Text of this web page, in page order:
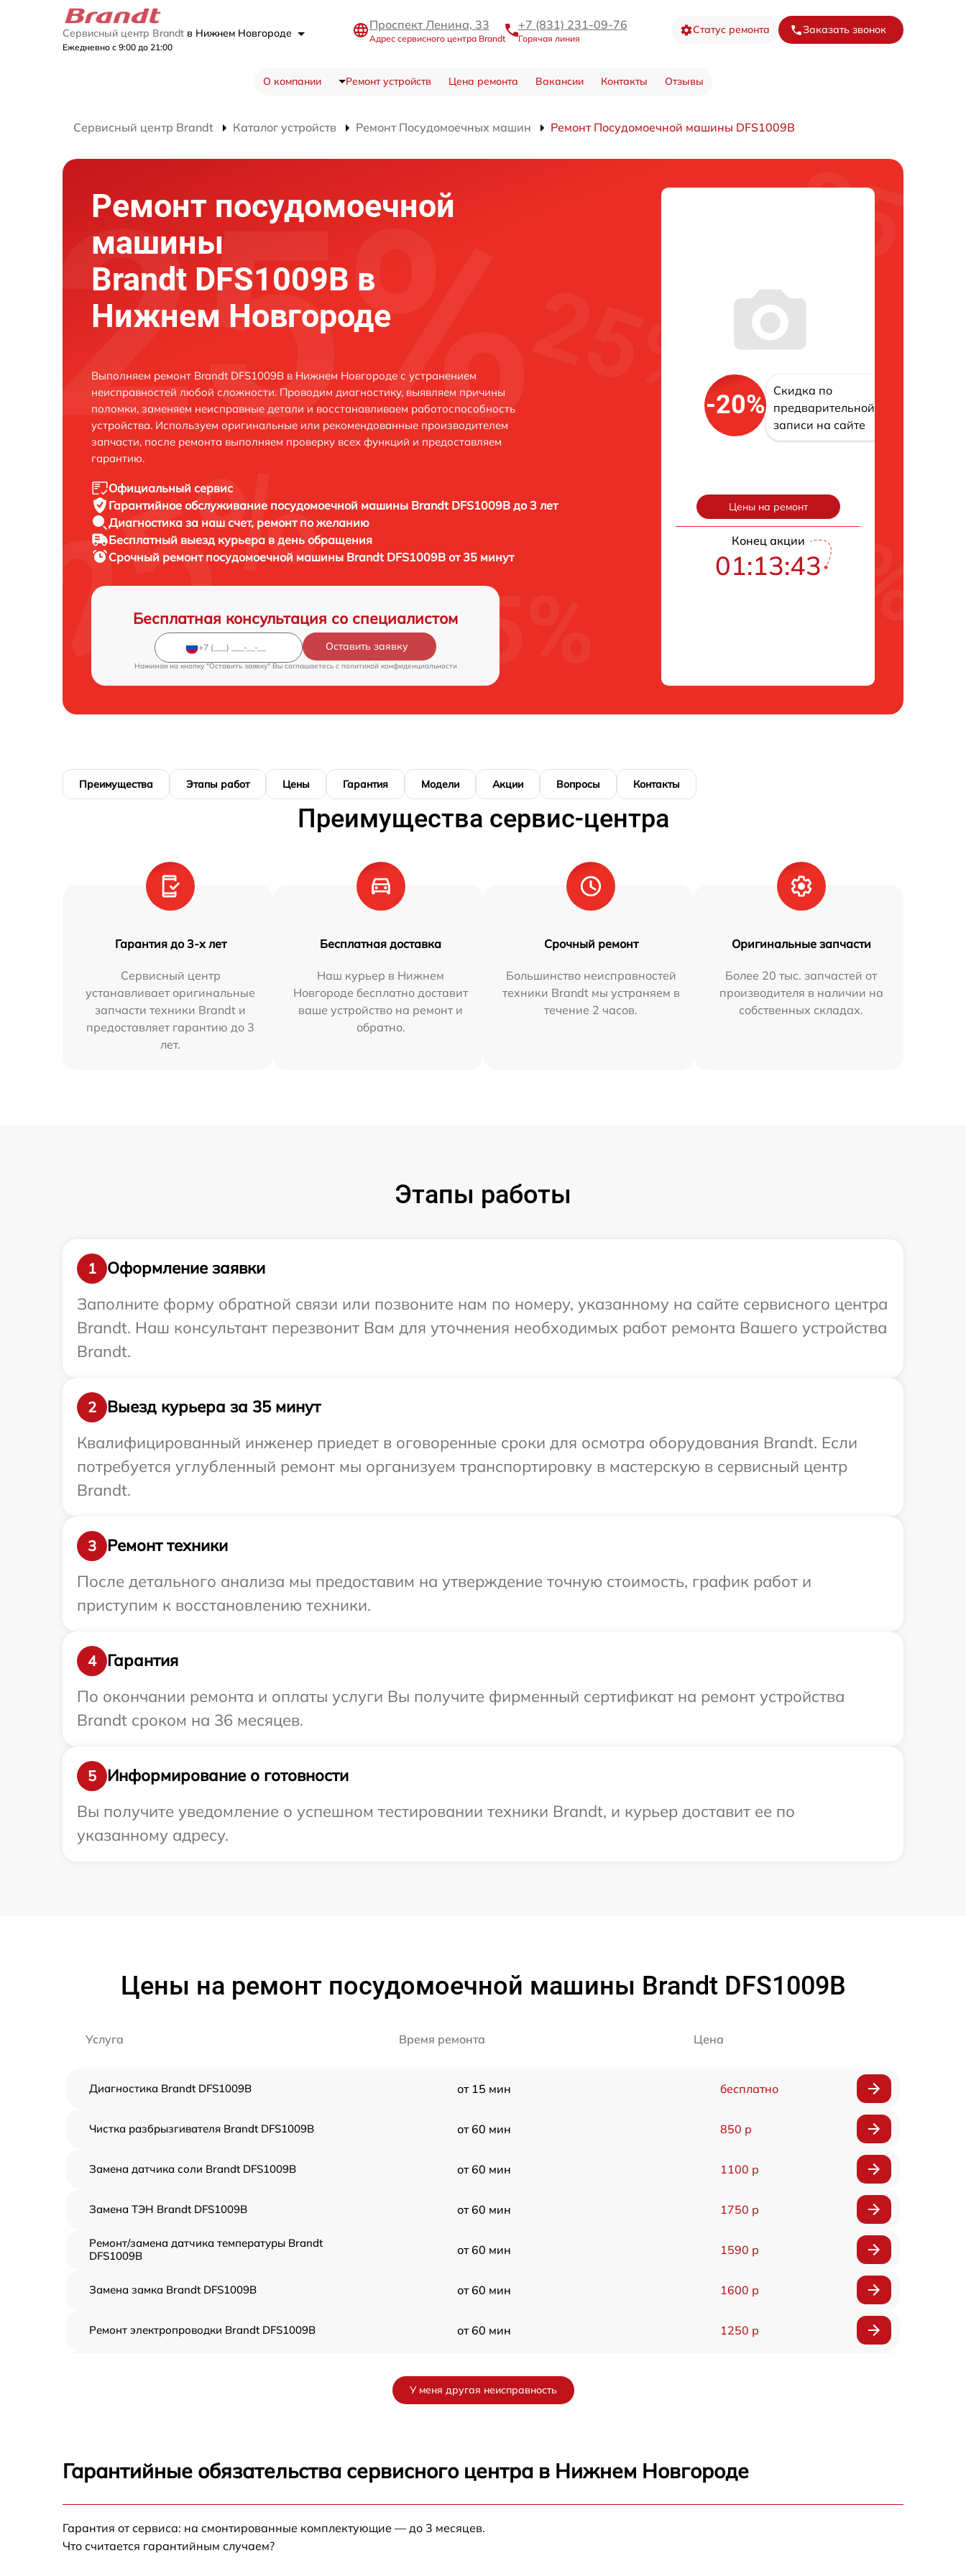
Сервисный центр Brandt в Нижнем Новгороде
Ежедневно с 9:00 до 21:00
Проспект Ленина, 33
Адрес сервисного центра Brandt
+7 (831) 231-09-76
Горячая линия
Статус ремонта Заказать звонок
О компании Ремонт устройств Цена ремонта Вакансии Контакты Отзывы
Сервисный центр Brandt Каталог устройств Ремонт Посудомоечных машин Ремонт Посудомоечной машины DFS1009B
Ремонт посудомоечной
машины
Brandt DFS1009B в
Нижнем Новгороде
Выполняем ремонт Brandt DFS1009B в Нижнем Новгороде с устранением
неисправностей любой сложности. Проводим диагностику, выявляем причины
поломки, заменяем неисправные детали и восстанавливаем работоспособность
устройства. Используем оригинальные или рекомендованные производителем
запчасти, после ремонта выполняем проверку всех функций и предоставляем
гарантию.
Официальный сервис
Гарантийное обслуживание посудомоечной машины Brandt DFS1009B до 3 лет
Диагностика за наш счет, ремонт по желанию
Бесплатный выезд курьера в день обращения
Срочный ремонт посудомоечной машины Brandt DFS1009B от 35 минут
Бесплатная консультация со специалистом
Оставить заявку
Нажимая на кнопку "Оставить заявку" Вы соглашаетесь c политикой конфиденциальности
-20%
Скидка по
предварительной
записи на сайте
Цены на ремонт
Конец акции
01:13:42
Преимущества Этапы работ Цены Гарантия Модели Акции Вопросы Контакты
Преимущества сервис-центра
Гарантия до 3-х лет
Сервисный центр
устанавливает оригинальные
запчасти техники Brandt и
предоставляет гарантию до 3
лет.
Бесплатная доставка
Наш курьер в Нижнем
Новгороде бесплатно доставит
ваше устройство на ремонт и
обратно.
Срочный ремонт
Большинство неисправностей
техники Brandt мы устраняем в
течение 2 часов.
Оригинальные запчасти
Более 20 тыс. запчастей от
производителя в наличии на
собственных складах.
Этапы работы
1
Оформление заявки
Заполните форму обратной связи или позвоните нам по номеру, указанному на сайте сервисного центра
Brandt. Наш консультант перезвонит Вам для уточнения необходимых работ ремонта Вашего устройства
Brandt.
2
Выезд курьера за 35 минут
Квалифицированный инженер приедет в оговоренные сроки для осмотра оборудования Brandt. Если
потребуется углубленный ремонт мы организуем транспортировку в мастерскую в сервисный центр
Brandt.
3
Ремонт техники
После детального анализа мы предоставим на утверждение точную стоимость, график работ и
приступим к восстановлению техники.
4
Гарантия
По окончании ремонта и оплаты услуги Вы получите фирменный сертификат на ремонт устройства
Brandt сроком на 36 месяцев.
5
Информирование о готовности
Вы получите уведомление о успешном тестировании техники Brandt, и курьер доставит ее по
указанному адресу.
Цены на ремонт посудомоечной машины Brandt DFS1009B
Услуга Время ремонта Цена
Диагностика Brandt DFS1009B от 15 мин бесплатно
Чистка разбрызгивателя Brandt DFS1009B от 60 мин 850 р
Замена датчика соли Brandt DFS1009B от 60 мин 1100 р
Замена ТЭН Brandt DFS1009B от 60 мин 1750 р
Ремонт/замена датчика температуры Brandt
DFS1009B
от 60 мин 1590 р
Замена замка Brandt DFS1009B от 60 мин 1600 р
Ремонт электропроводки Brandt DFS1009B от 60 мин 1250 р
Замена панели управления Brandt DFS1009B от 60 мин
У меня другая неисправность
Гарантийные обязательства сервисного центра в Нижнем Новгороде
Гарантия от сервиса: на смонтированные комплектующие — до 3 месяцев.
Что считается гарантийным случаем?